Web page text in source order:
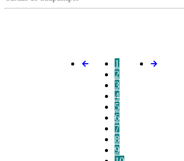
1
2
3
4
5
6
7
8
9